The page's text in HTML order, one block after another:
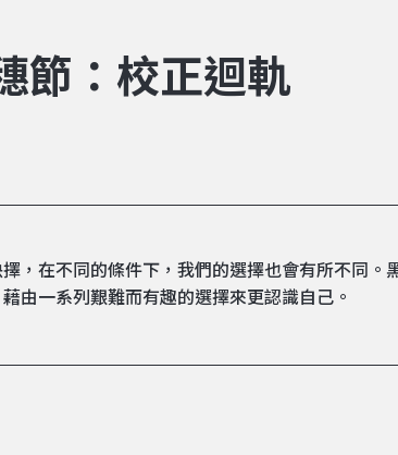
節：校正迴軌
，在不同的條件下，我們的選擇也會有所不同。
由一系列艱難而有趣的選擇來更認識自己。